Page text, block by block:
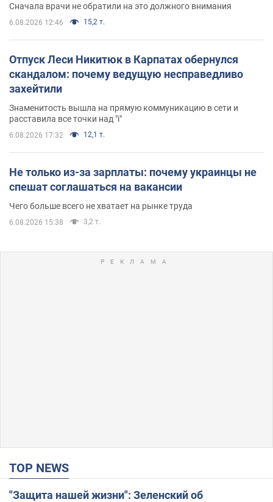
Сначала врачи не обратили на это должного внимания
6.08.2026 12:46 15,2 т.
Отпуск Леси Никитюк в Карпатах обернулся
скандалом: почему ведущую несправедливо
захейтили
Знаменитость вышла на прямую коммуникацию в сети и
расставила все точки над "i"
6.08.2026 17:32 12,1 т.
Не только из-за зарплаты: почему украинцы не
спешат соглашаться на вакансии
Чего больше всего не хватает на рынке труда
6.08.2026 15:38 3,2 т.
TOP NEWS
"Защита нашей жизни": Зеленский об